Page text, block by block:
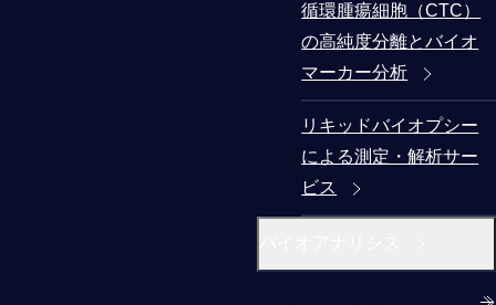
循環腫瘍細胞（CTC）
の高純度分離とバイオ
マーカー分析
リキッドバイオプシー
による測定・解析サー
ビス